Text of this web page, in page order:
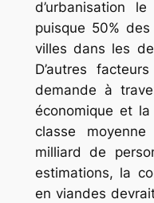
d’urbanisation
puisque 50%
villes dans les
D’autres
demande à
économique et
classe
milliard de
estimations, la
en viandes